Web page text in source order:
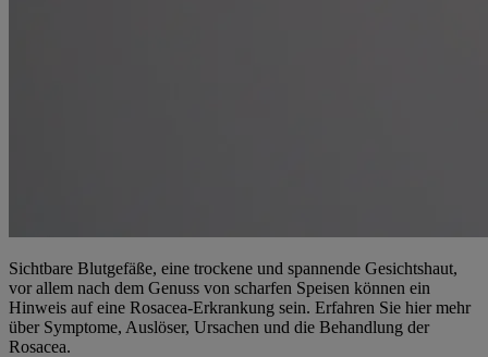
Sichtbare Blutgefäße, eine trockene und spannende Gesichtshaut,
vor allem nach dem Genuss von scharfen Speisen können ein
Hinweis auf eine Rosacea-Erkrankung sein. Erfahren Sie hier mehr
über Symptome, Auslöser, Ursachen und die Behandlung der
Rosacea.